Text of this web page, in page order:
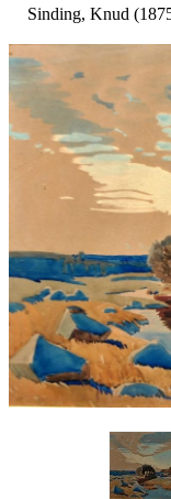
Sinding, Knud